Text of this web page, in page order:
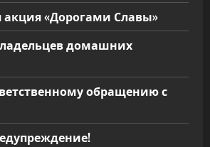
акция «Дорогами Славы»
домашних
обращению с